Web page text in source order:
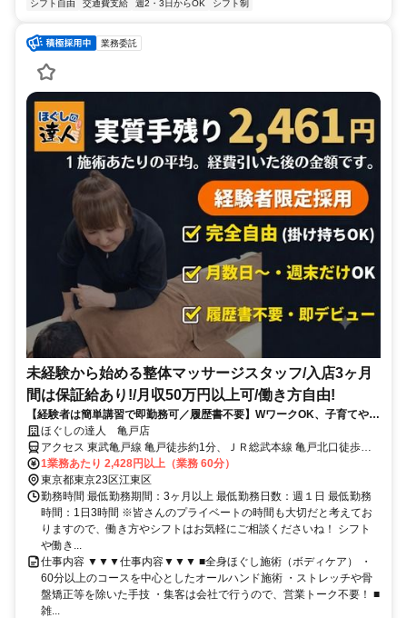
シフト自由 交通費支給 週2・3日からOK シフト制
業務委託
未経験から始める整体マッサージスタッフ/入店3ヶ月
間は保証給あり!/月収50万円以上可/働き方自由!
【経験者は簡単講習で即勤務可／履歴書不要】WワークOK、子育てや介
護、他の仕事をしながら自分に合った働き方をしている方が活躍中
ほぐしの達人 亀戸店
アクセス 東武亀戸線 亀戸徒歩約1分、ＪＲ総武本線 亀戸北口徒歩約2
分、東武亀戸線 亀戸水神徒歩約13分 亀戸駅北口徒歩スグ 錦糸町駅か
らも通えます！
1業務あたり 2,428円以上（業務 60分）
東京都東京23区江東区
勤務時間 最低勤務期間：3ヶ月以上 最低勤務日数：週１日 最低勤務
時間：1日3時間 ※皆さんのプライベートの時間も大切だと考えてお
りますので、働き方やシフトはお気軽にご相談くださいね！ シフト
や働き...
仕事内容 ▼▼▼仕事内容▼▼▼ ■全身ほぐし施術（ボディケア） ・
60分以上のコースを中心としたオールハンド施術 ・ストレッチや骨
盤矯正等を除いた手技 ・集客は会社で行うので、営業トーク不要！ ■
雑...